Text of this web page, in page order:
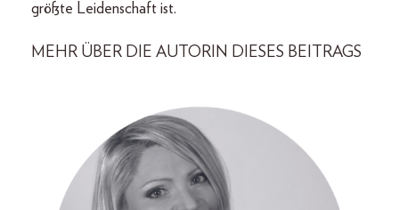
größte Leidenschaft ist.
MEHR ÜBER DIE AUTORIN DIESES BEITRAGS